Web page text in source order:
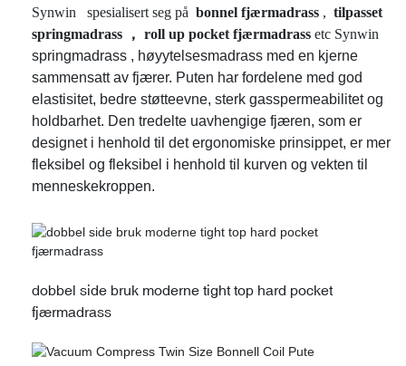
Synwin
spesialisert seg på bonnel fjærmadrass , tilpasset
springmadrass
， roll up pocket fjærmadrass etc Synwin
springmadrass , høyytelsesmadrass med en kjerne
sammensatt av fjærer. Puten har fordelene med god
elastisitet, bedre støtteevne, sterk gasspermeabilitet og
holdbarhet. Den tredelte uavhengige fjæren, som er
designet i henhold til det ergonomiske prinsippet, er mer
fleksibel og fleksibel i henhold til kurven og vekten til
menneskekroppen.
dobbel side bruk moderne tight top hard pocket
fjærmadrass